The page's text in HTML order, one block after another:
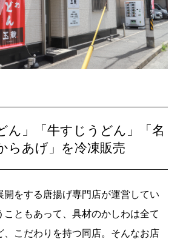
ん」「牛すじうどん」「名
らあげ」を冷凍販売
開をする唐揚げ専門店が運営してい
こともあって、具材のかしわは全て
、こだわりを持つ同店。そんなお店